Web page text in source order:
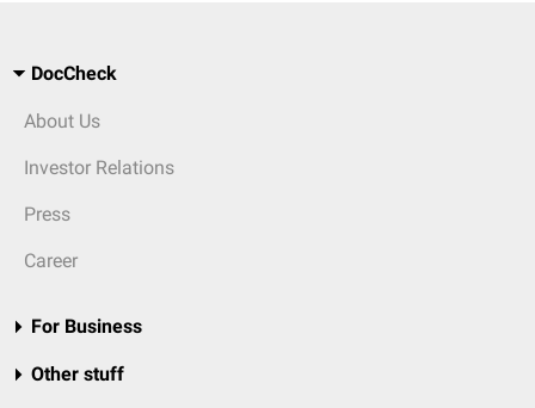
DocCheck
About Us
Investor Relations
Press
Career
For Business
Other stuff